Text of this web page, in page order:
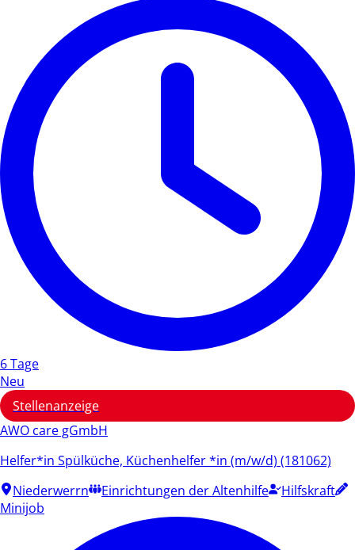
6 Tage
Neu
Stellenanzeige
AWO care gGmbH
Helfer*in Spülküche, Küchenhelfer *in (m/w/d) (181062)
Niederwerrn
Einrichtungen der Altenhilfe
Hilfskraft
Minijob